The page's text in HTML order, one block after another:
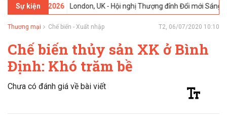
Sự kiện
02-2026 London, UK - Hội nghị Thượng đỉnh Đổi mới Sáng tạo
Thương mại Chế biến - Xuất nhập T2, 06/07/2020 10:10
Chế biến thủy sản XK ở Bình
Định: Khó trăm bề
Chưa có đánh giá về bài viết